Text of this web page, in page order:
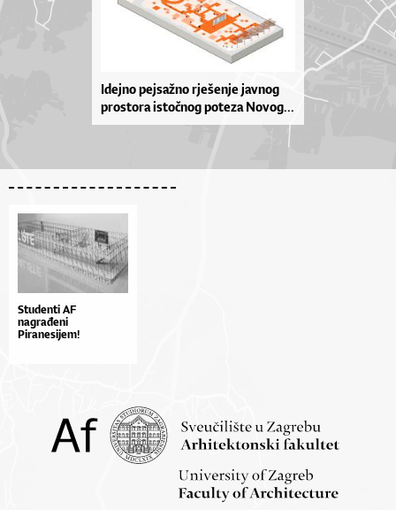
Idej­no pej­saž­no rje­še­nje jav­nog
pros­to­ra is­to­čnog po­te­za No­vo­g...
Studenti AF
nagrađeni
Piranesijem!